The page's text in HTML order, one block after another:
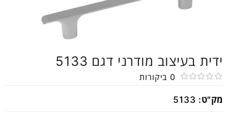
ידית בעיצוב מודרני דגם 5133
0
0 ביקורות
מק"ט: 5133